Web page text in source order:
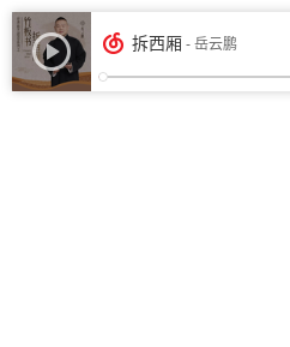
拆西厢 - 岳云鹏